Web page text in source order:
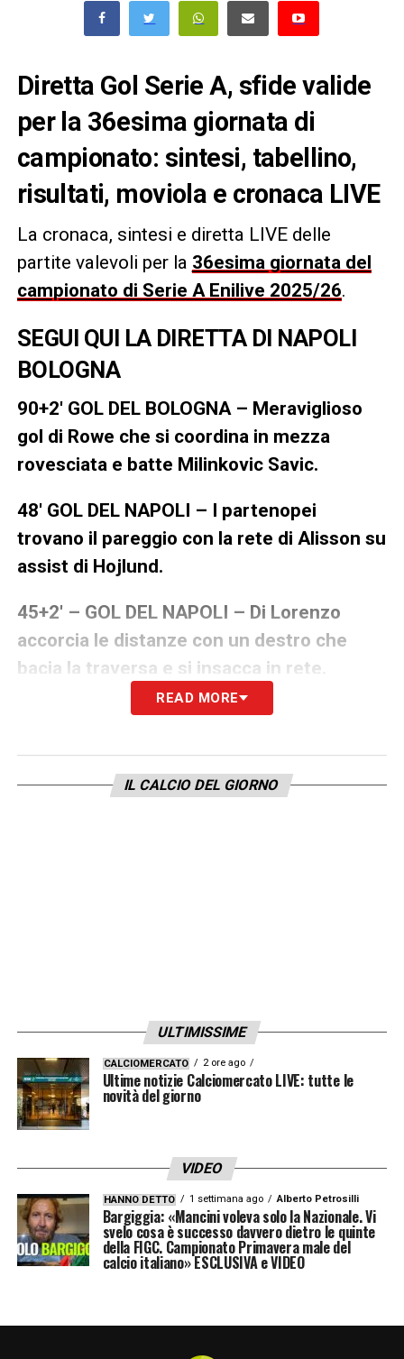
Diretta Gol Serie A, sfide valide
per la 36esima giornata di
campionato: sintesi, tabellino,
risultati, moviola e cronaca LIVE
La cronaca, sintesi e diretta LIVE delle
partite valevoli per la 36esima giornata del
campionato di Serie A Enilive 2025/26.
SEGUI QUI LA DIRETTA DI NAPOLI
BOLOGNA
90+2′ GOL DEL BOLOGNA – Meraviglioso
gol di Rowe che si coordina in mezza
rovesciata e batte Milinkovic Savic.
48′ GOL DEL NAPOLI – I partenopei
trovano il pareggio con la rete di Alisson su
assist di Hojlund.
45+2′ – GOL DEL NAPOLI – Di Lorenzo
accorcia le distanze con un destro che
bacia la traversa e si insacca in rete.
34′ GOL DEL BOLOGNA – Orsolini
Miranda per il fallo di Di Lorenzo: Milinkovic
Savic intuisce ma non riesce a parare.
NAPOLI (3-4-3):Milinkovic-Savic; Di
Lorenzo, Rrahmani, Buongiorno; Politano,
Lobotka, McTominay, Gutiérrez; Giovane,
Hojlund, Alisson Santos.
BOLOGNA (4-3-3):Pessina; Joao Mario,
Helland, Lucumì, Miranda; Ferguson, Freuler,
Pobega; Orsolini, Castro,
Bernardeschi.Allenatore : Italiano
READ MORE
IL CALCIO DEL GIORNO
ULTIMISSIME
CALCIOMERCATO 2 ore ago
Ultime notizie Calciomercato LIVE: tutte le
novità del giorno
VIDEO
HANNO DETTO 1 settimana ago Alberto Petrosilli
Bargiggia: «Mancini voleva solo la Nazionale. Vi
svelo cosa è successo davvero dietro le quinte
della FIGC. Campionato Primavera male del
calcio italiano» ESCLUSIVA e VIDEO